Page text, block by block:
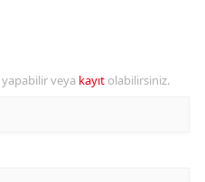
yapabilir veya kayıt olabilirsiniz.